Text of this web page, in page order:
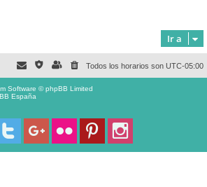
Ir a
Todos los horarios son UTC-05:00
Software © phpBB Limited
España